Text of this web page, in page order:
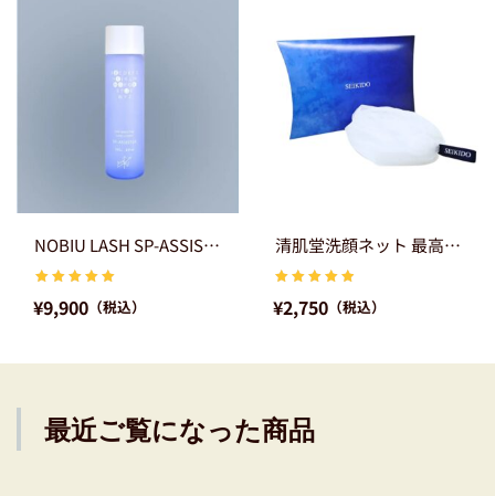
NOBIU LASH SP-ASSISTER 1本（180ml）（ノビルラッシュ
中
5.00
¥9,900 （税込）
清肌堂洗顔ネット 最高級オ
中
4.92
¥2,750 （税込）
最近ご覧になった商品